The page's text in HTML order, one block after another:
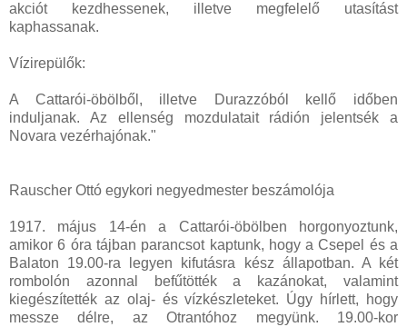
akciót kezdhessenek, illetve megfelelő utasítást
kaphassanak.
Vízirepülők:
A Cattarói-öbölből, illetve Durazzóból kellő időben
induljanak. Az ellenség mozdulatait rádión jelentsék a
Novara vezérhajónak."
Rauscher Ottó egykori negyedmester beszámolója
1917. május 14-én a Cattarói-öbölben horgonyoztunk,
amikor 6 óra tájban parancsot kaptunk, hogy a Csepel és a
Balaton 19.00-ra legyen kifutásra kész állapotban. A két
rombolón azonnal befűtötték a kazánokat, valamint
kiegészítették az olaj- és vízkészleteket. Úgy hírlett, hogy
messze délre, az Otrantóhoz megyünk. 19.00-kor